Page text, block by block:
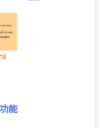
能